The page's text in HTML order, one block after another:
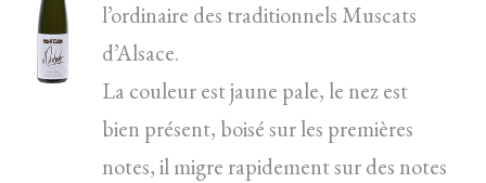
l’ordinaire des traditionnels Muscats
d’Alsace.
La couleur est jaune pale, le nez est
bien présent, boisé sur les premières
notes, il migre rapidement sur des notes